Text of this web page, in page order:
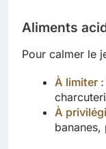
Aliments
Pour calmer le
À limiter :
À
bananes,